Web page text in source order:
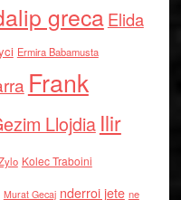
grecaElida
Ermira Babamusta
Frank
Llojdia Ilir
Kolec Traboini
Murat Gecaj nderroi jete ne